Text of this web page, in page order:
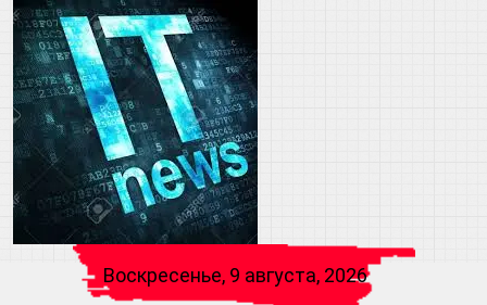
Воскресенье, 9 августа, 2026